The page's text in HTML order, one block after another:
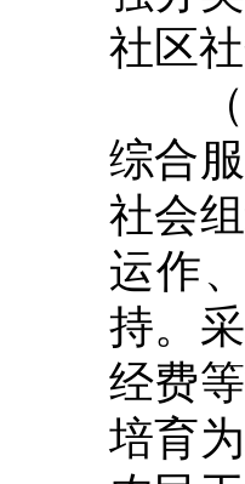
社区
（
综合
社会
运作
持。
经费
培育